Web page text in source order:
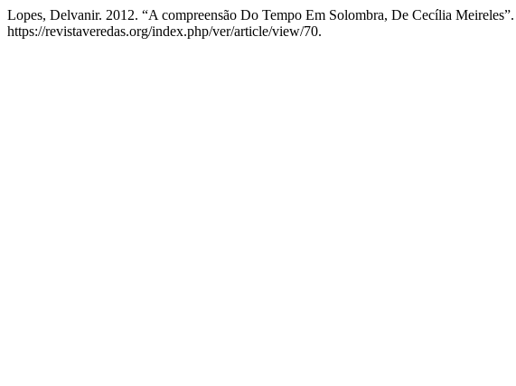
Lopes, Delvanir. 2012. “A compreensão Do Tempo Em Solombra, De Cecília Meireles”.
https://revistaveredas.org/index.php/ver/article/view/70.